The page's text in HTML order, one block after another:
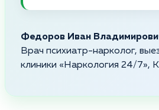
Федоров Иван
Врач психиатр-нарколог,
клиники «Наркология 24/7»,